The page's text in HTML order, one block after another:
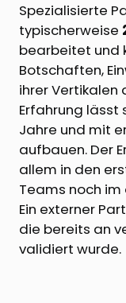
Spezialisierte
typischerweise
bearbeitet und
Botschaften,
ihrer Vertikalen
Erfahrung lässt
Jahre und mit
aufbauen. Der
allem in den
Teams noch
Ein externer
die bereits an
validiert wurde.